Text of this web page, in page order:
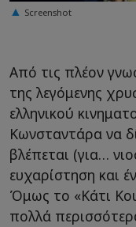
Screenshot
Από τις πλέον
της λεγόμενης
ελληνικού
Κωνσταντάρα να
βλέπεται (για…
ευχαρίστηση και
Όμως το «Κάτι
πολλά